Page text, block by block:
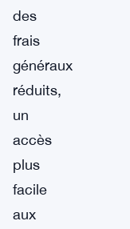
des
frais
généraux
réduits,
un
accès
plus
facile
aux